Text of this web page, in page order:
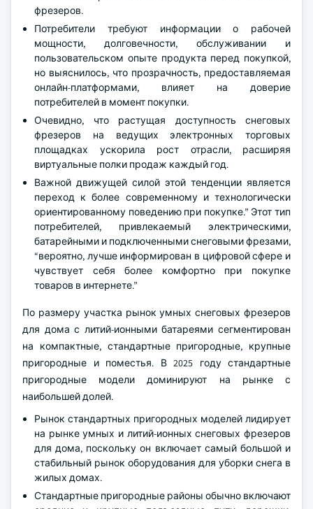
фрезеров.
Потребители требуют информации о рабочей
мощности, долговечности, обслуживании и
пользовательском опыте продукта перед покупкой,
но выяснилось, что прозрачность, предоставляемая
онлайн-платформами, влияет на доверие
потребителей в момент покупки.
Очевидно, что растущая доступность снеговых
фрезеров на ведущих электронных торговых
площадках ускорила рост отрасли, расширяя
виртуальные полки продаж каждый год.
Важной движущей силой этой тенденции является
переход к более современному и технологически
ориентированному поведению при покупке.” Этот тип
потребителей, привлекаемый электрическими,
батарейными и подключенными снеговыми фрезами,
“вероятно, лучше информирован в цифровой сфере и
чувствует себя более комфортно при покупке
товаров в интернете.”
По размеру участка рынок умных снеговых фрезеров
для дома с литий-ионными батареями сегментирован
на компактные, стандартные пригородные, крупные
пригородные и поместья. В 2025 году стандартные
пригородные модели доминируют на рынке с
наибольшей долей.
Рынок стандартных пригородных моделей лидирует
на рынке умных и литий-ионных снеговых фрезеров
для дома, поскольку он включает самый большой и
стабильный рынок оборудования для уборки снега в
жилых домах.
Стандартные пригородные районы обычно включают